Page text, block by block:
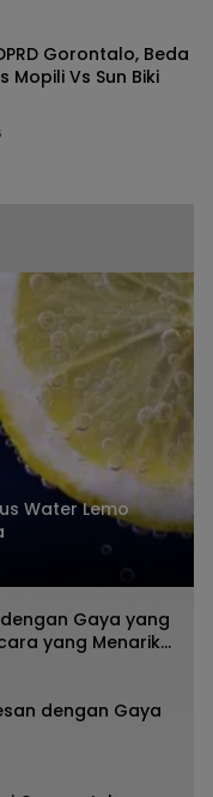
Gorontalo, Beda
Mopili Vs Sun Biki
Water Lemo
Gaya yang
yang Menarik
dengan Gaya